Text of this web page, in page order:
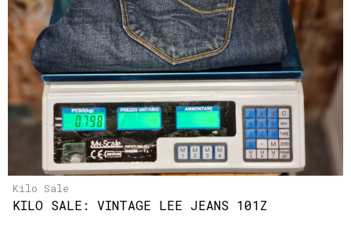
Kilo Sale
KILO SALE: VINTAGE LEE JEANS 101Z